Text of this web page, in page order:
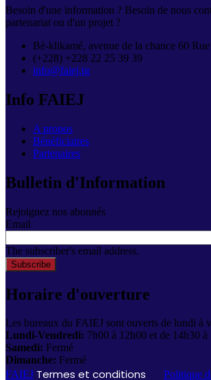
Besoin d'une information ? Besoin de nous
partenariat ou d'un projet ?
Bè-klikamé, avenue de la chance 60
(+228) +228 22 25 39 39
info@faiej.tg
Info FAIEJ
A propos
Bénéficiaires
Partenaires
Bulletin d'Information
Rejoignez nos abonnés
Email
The subscriber's email address.
Horaire d'ouverture
Les bureaux du FAIEJ sont ouverts de lundi à
Lundi-Vendredi: 7h00 à 12h00 et de 14h30 à
Samedi: Fermé
Dimanche: Fermé
FAIEJ Termes et conditions Politique